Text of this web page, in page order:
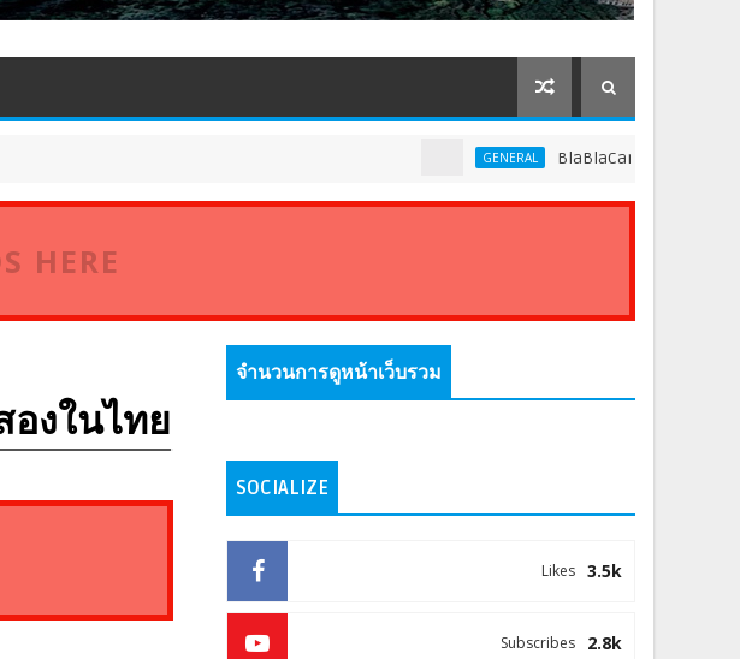
BlaBlaCar แพลตฟอร์มคาร์พูลชั้นน
HERE
องในไทย
จำนวนการดูหน้าเว็บรวม
SOCIALIZE
3.5k
Likes
2.8k
Subscribes